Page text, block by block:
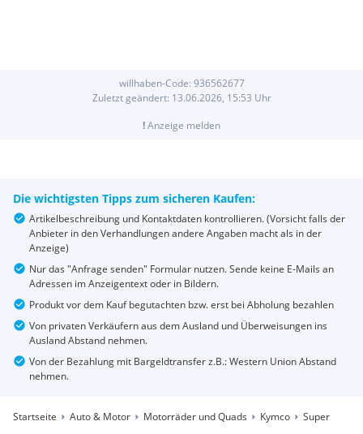
willhaben-Code: 936562677
Zuletzt geändert: 13.06.2026, 15:53 Uhr
!Anzeige melden
Die wichtigsten Tipps zum sicheren Kaufen:
Artikelbeschreibung und Kontaktdaten kontrollieren. (Vorsicht falls der
Anbieter in den Verhandlungen andere Angaben macht als in der
Anzeige)
Nur das "Anfrage senden" Formular nutzen. Sende keine E-Mails an
Adressen im Anzeigentext oder in Bildern.
Produkt vor dem Kauf begutachten bzw. erst bei Abholung bezahlen
Von privaten Verkäufern aus dem Ausland und Überweisungen ins
Ausland Abstand nehmen.
Von der Bezahlung mit Bargeldtransfer z.B.: Western Union Abstand
nehmen.
Startseite Auto & Motor Motorräder und Quads Kymco Super